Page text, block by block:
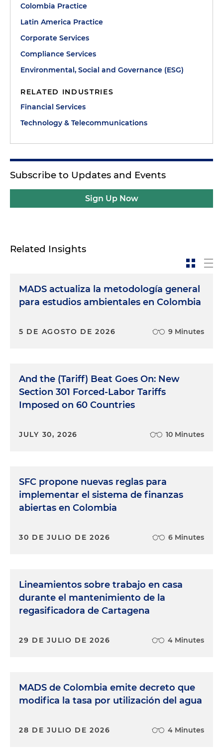
Colombia Practice
Latin America Practice
Corporate Services
Compliance Services
Environmental, Social and Governance (ESG)
RELATED INDUSTRIES
Financial Services
Technology & Telecommunications
Subscribe to Updates and Events
Sign Up Now
Related Insights
MADS actualiza la metodología general
para estudios ambientales en Colombia
5 DE AGOSTO DE 2026 9 Minutes
And the (Tariff) Beat Goes On: New
Section 301 Forced-Labor Tariffs
Imposed on 60 Countries
JULY 30, 2026 10 Minutes
SFC propone nuevas reglas para
implementar el sistema de finanzas
abiertas en Colombia
30 DE JULIO DE 2026 6 Minutes
Lineamientos sobre trabajo en casa
durante el mantenimiento de la
regasificadora de Cartagena
29 DE JULIO DE 2026 4 Minutes
MADS de Colombia emite decreto que
modifica la tasa por utilización del agua
28 DE JULIO DE 2026 4 Minutes